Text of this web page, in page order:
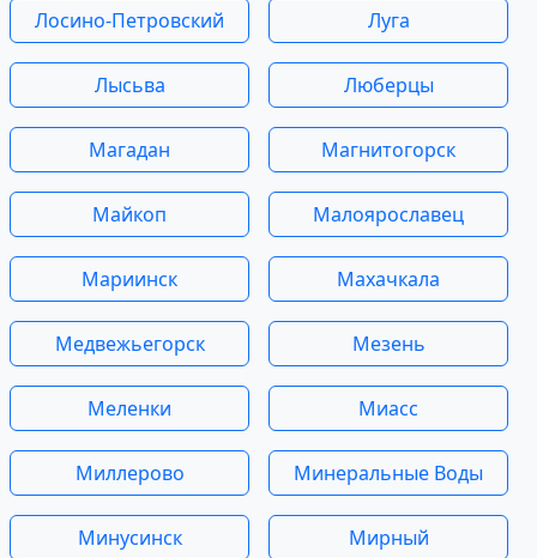
Лосино-Петровский Луга
Лысьва Люберцы
Магадан Магнитогорск
Майкоп Малоярославец
Мариинск Махачкала
Медвежьегорск Мезень
Меленки Миасс
Миллерово Минеральные Воды
Минусинск Мирный